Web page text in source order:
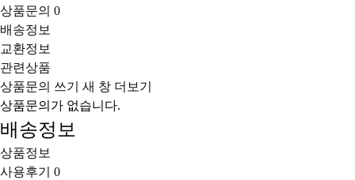
상품문의 0
배송정보
교환정보
관련상품
상품문의 쓰기
새 창 더보기
상품문의가 없습니다.
배송정보
상품정보
사용후기 0